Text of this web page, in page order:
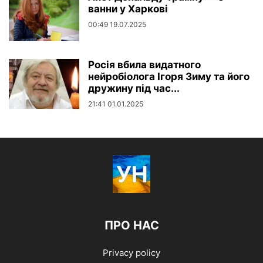
ванни у Харкові
00:49 19.07.2025
Росія вбила видатного
нейробіолога Ігоря Зиму та його
дружину під час...
21:41 01.01.2025
ПРО НАС
Privacy policy